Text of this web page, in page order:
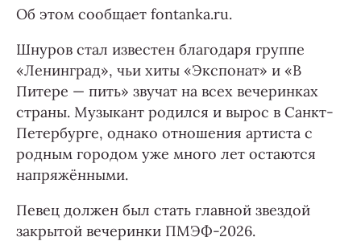
Об этом сообщает fontanka.ru.
Шнуров стал известен благодаря группе
«Ленинград», чьи хиты «Экспонат» и «В
Питере — пить» звучат на всех вечеринках
страны. Музыкант родился и вырос в Санкт-
Петербурге, однако отношения артиста с
родным городом уже много лет остаются
напряжёнными.
Певец должен был стать главной звездой
закрытой вечеринки ПМЭФ-2026.